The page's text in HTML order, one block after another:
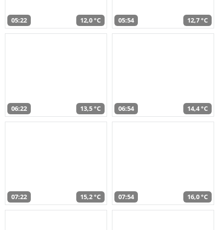
05:22 12,0 °C 05:54 12,7 °C
06:22 13,5 °C 06:54 14,4 °C
07:22 15,2 °C 07:54 16,0 °C